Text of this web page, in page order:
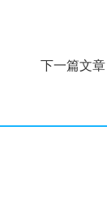
下一篇文章